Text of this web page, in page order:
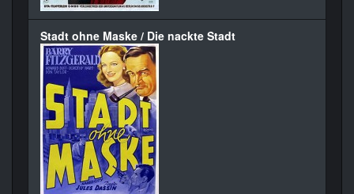
Stadt ohne Maske / Die nackte Stadt